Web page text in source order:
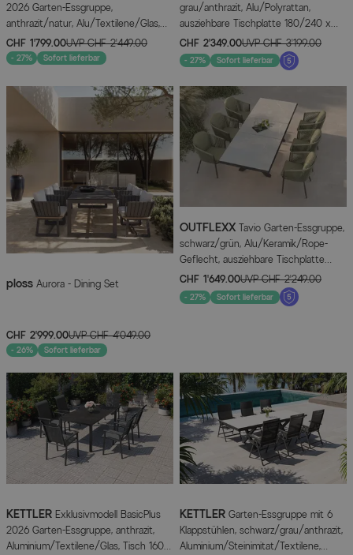
2026 Garten-Essgruppe,
anthrazit/natur, Alu/Textilene/Glas,
Tisch ausziehbar 180/240 cm, 6
Klappstühle inkl. Auflagen
CHF 1’799.00UVPCHF 2’449.00
- 27% Sofort lieferbar
grau/anthrazit, Alu/Polyrattan,
ausziehbare Tischplatte 180/240 x
100 cm, 6 Diningsessel
CHF 2’349.00UVPCHF 3’199.00
- 27% Sofort lieferbar
ploss Aurora - Dining Set
CHF 2’999.00UVPCHF 4’049.00
- 26% Sofort lieferbar
OUTFLEXX Tavio Garten-Essgruppe,
schwarz/grün, Alu/Keramik/Rope-
Geflecht, ausziehbare Tischplatte
200/260 x 100 cm, 6 Diningsessel
CHF 1’649.00UVPCHF 2’249.00
- 27% Sofort lieferbar
KETTLER Exklusivmodell BasicPlus
2026 Garten-Essgruppe, anthrazit,
Aluminium/Textilene/Glas, Tisch 160 x
KETTLER Garten-Essgruppe mit 6
Klappstühlen, schwarz/grau/anthrazit,
Aluminium/Steinimitat/Textilene,